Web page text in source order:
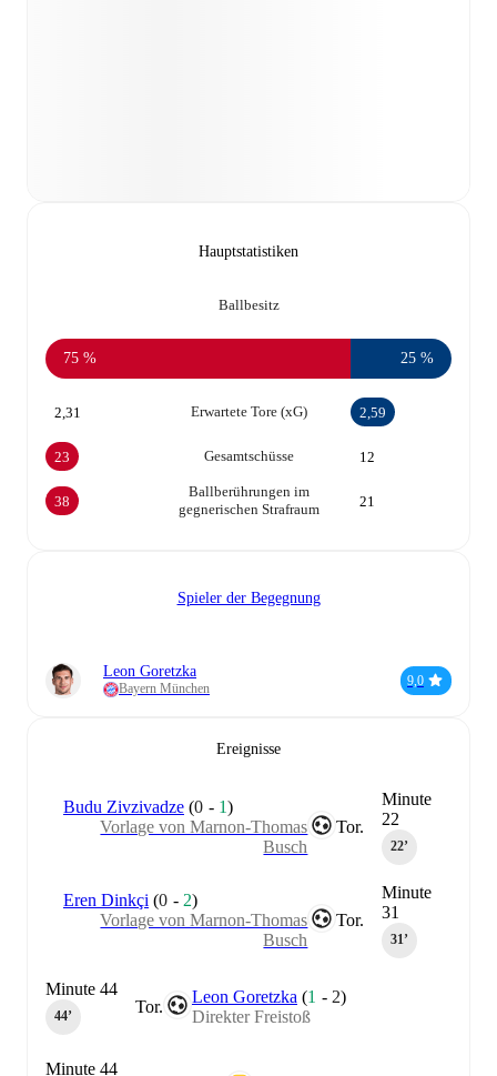
Hauptstatistiken
Ballbesitz
75 % 25 %
Erwartete Tore (xG)
2,31 2,59
Gesamtschüsse
23 12
Ballberührungen im
gegnerischen Strafraum
38 21
Spieler der Begegnung
Leon Goretzka
Bayern München
9,0
Ereignisse
Minute
22
22‎’‎
Tor.
Budu Zivzivadze (0 - 1)
Vorlage von Marnon-Thomas
Busch
Minute
31
31‎’‎
Tor.
Eren Dinkçi (0 - 2)
Vorlage von Marnon-Thomas
Busch
Tor.
Leon Goretzka (1 - 2)
Direkter Freistoß
Minute 44
44‎’‎
Minute 44